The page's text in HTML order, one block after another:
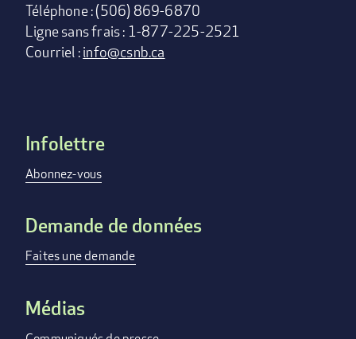
Téléphone : (506) 869-6870
Ligne sans frais : 1-877-225-2521
Courriel :info@csnb.ca
Footer
menu
Infolettre
Abonnez-vous
Demande de données
Faites une demande
Médias